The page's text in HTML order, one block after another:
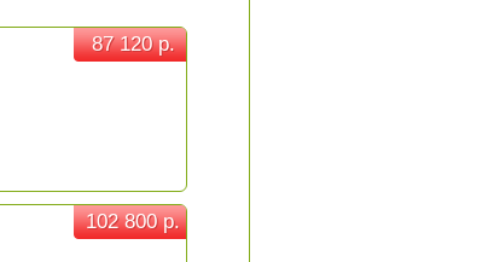
87 120 р.
87 120 р.
102 800 р.
102 800 р.